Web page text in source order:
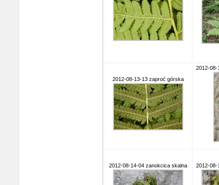
2012-08-13-13 zaproć górska
2012-08-
2012-08-14-04 zanokcica skalna 2012-08-